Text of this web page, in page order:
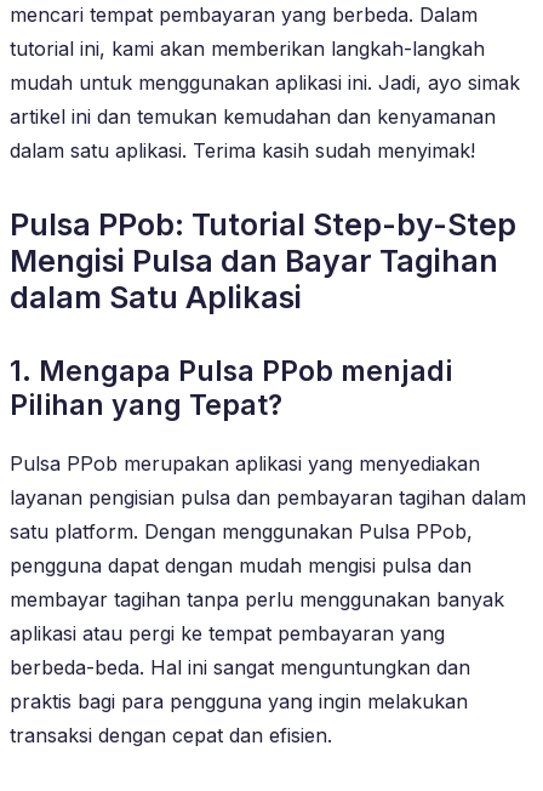
mencari tempat pembayaran yang berbeda. Dalam
tutorial ini, kami akan memberikan langkah-langkah
mudah untuk menggunakan aplikasi ini. Jadi, ayo simak
artikel ini dan temukan kemudahan dan kenyamanan
dalam satu aplikasi. Terima kasih sudah menyimak!
Pulsa PPob: Tutorial Step-by-Step
Mengisi Pulsa dan Bayar Tagihan
dalam Satu Aplikasi
1. Mengapa Pulsa PPob menjadi
Pilihan yang Tepat?
Pulsa PPob merupakan aplikasi yang menyediakan
layanan pengisian pulsa dan pembayaran tagihan dalam
satu platform. Dengan menggunakan Pulsa PPob,
pengguna dapat dengan mudah mengisi pulsa dan
membayar tagihan tanpa perlu menggunakan banyak
aplikasi atau pergi ke tempat pembayaran yang
berbeda-beda. Hal ini sangat menguntungkan dan
praktis bagi para pengguna yang ingin melakukan
transaksi dengan cepat dan efisien.